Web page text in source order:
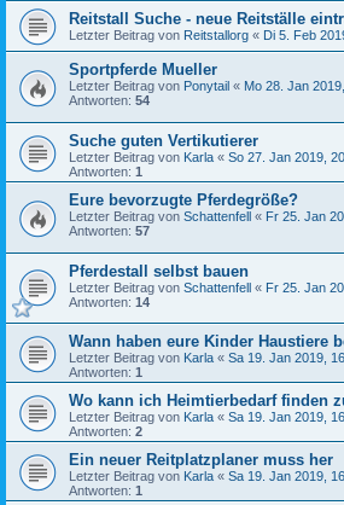
Reitstall Suche - neue Reitställe
Letzter Beitrag von Reitstallorg « Di 5. Feb
Sportpferde Mueller
Letzter Beitrag von Ponytail « Mo 28. Jan
Antworten: 54
Suche guten Vertikutierer
Letzter Beitrag von Karla « So 27. Jan 2019,
Antworten: 1
Eure bevorzugte Pferdegröße?
Letzter Beitrag von Schattenfell « Fr 25. Jan
Antworten: 57
Pferdestall selbst bauen
Letzter Beitrag von Schattenfell « Fr 25. Jan
Antworten: 14
Wann haben eure Kinder Haustiere
Letzter Beitrag von Karla « Sa 19. Jan 2019,
Antworten: 1
Wo kann ich Heimtierbedarf finden
Letzter Beitrag von Karla « Sa 19. Jan 2019,
Antworten: 2
Ein neuer Reitplatzplaner muss her
Letzter Beitrag von Karla « Sa 19. Jan 2019,
Antworten: 1